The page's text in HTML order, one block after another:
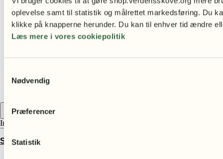
oplevelse samt til statistik og målrettet markedsføring. Du
klikke på knapperne herunder. Du kan til enhver tid ændre
Læs mere i vores cookiepolitik
Nødvendig
Præferencer
Statistik
Stor tapir i træ
Indkøbskurv
STØT SKOVENE